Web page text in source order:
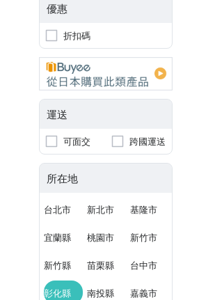
優惠
折扣碼
運送
可面交 跨國運送
所在地
台北市 新北市 基隆市
宜蘭縣 桃園市 新竹市
新竹縣 苗栗縣 台中市
彰化縣 南投縣 嘉義市